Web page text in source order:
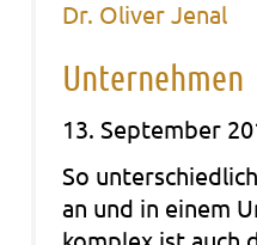
Dr. Oliver Jenal
Unternehmen
13. September
So
an und in einem